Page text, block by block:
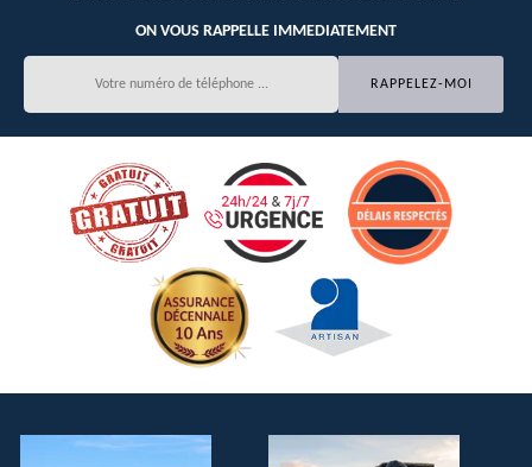
ON VOUS RAPPELLE IMMEDIATEMENT